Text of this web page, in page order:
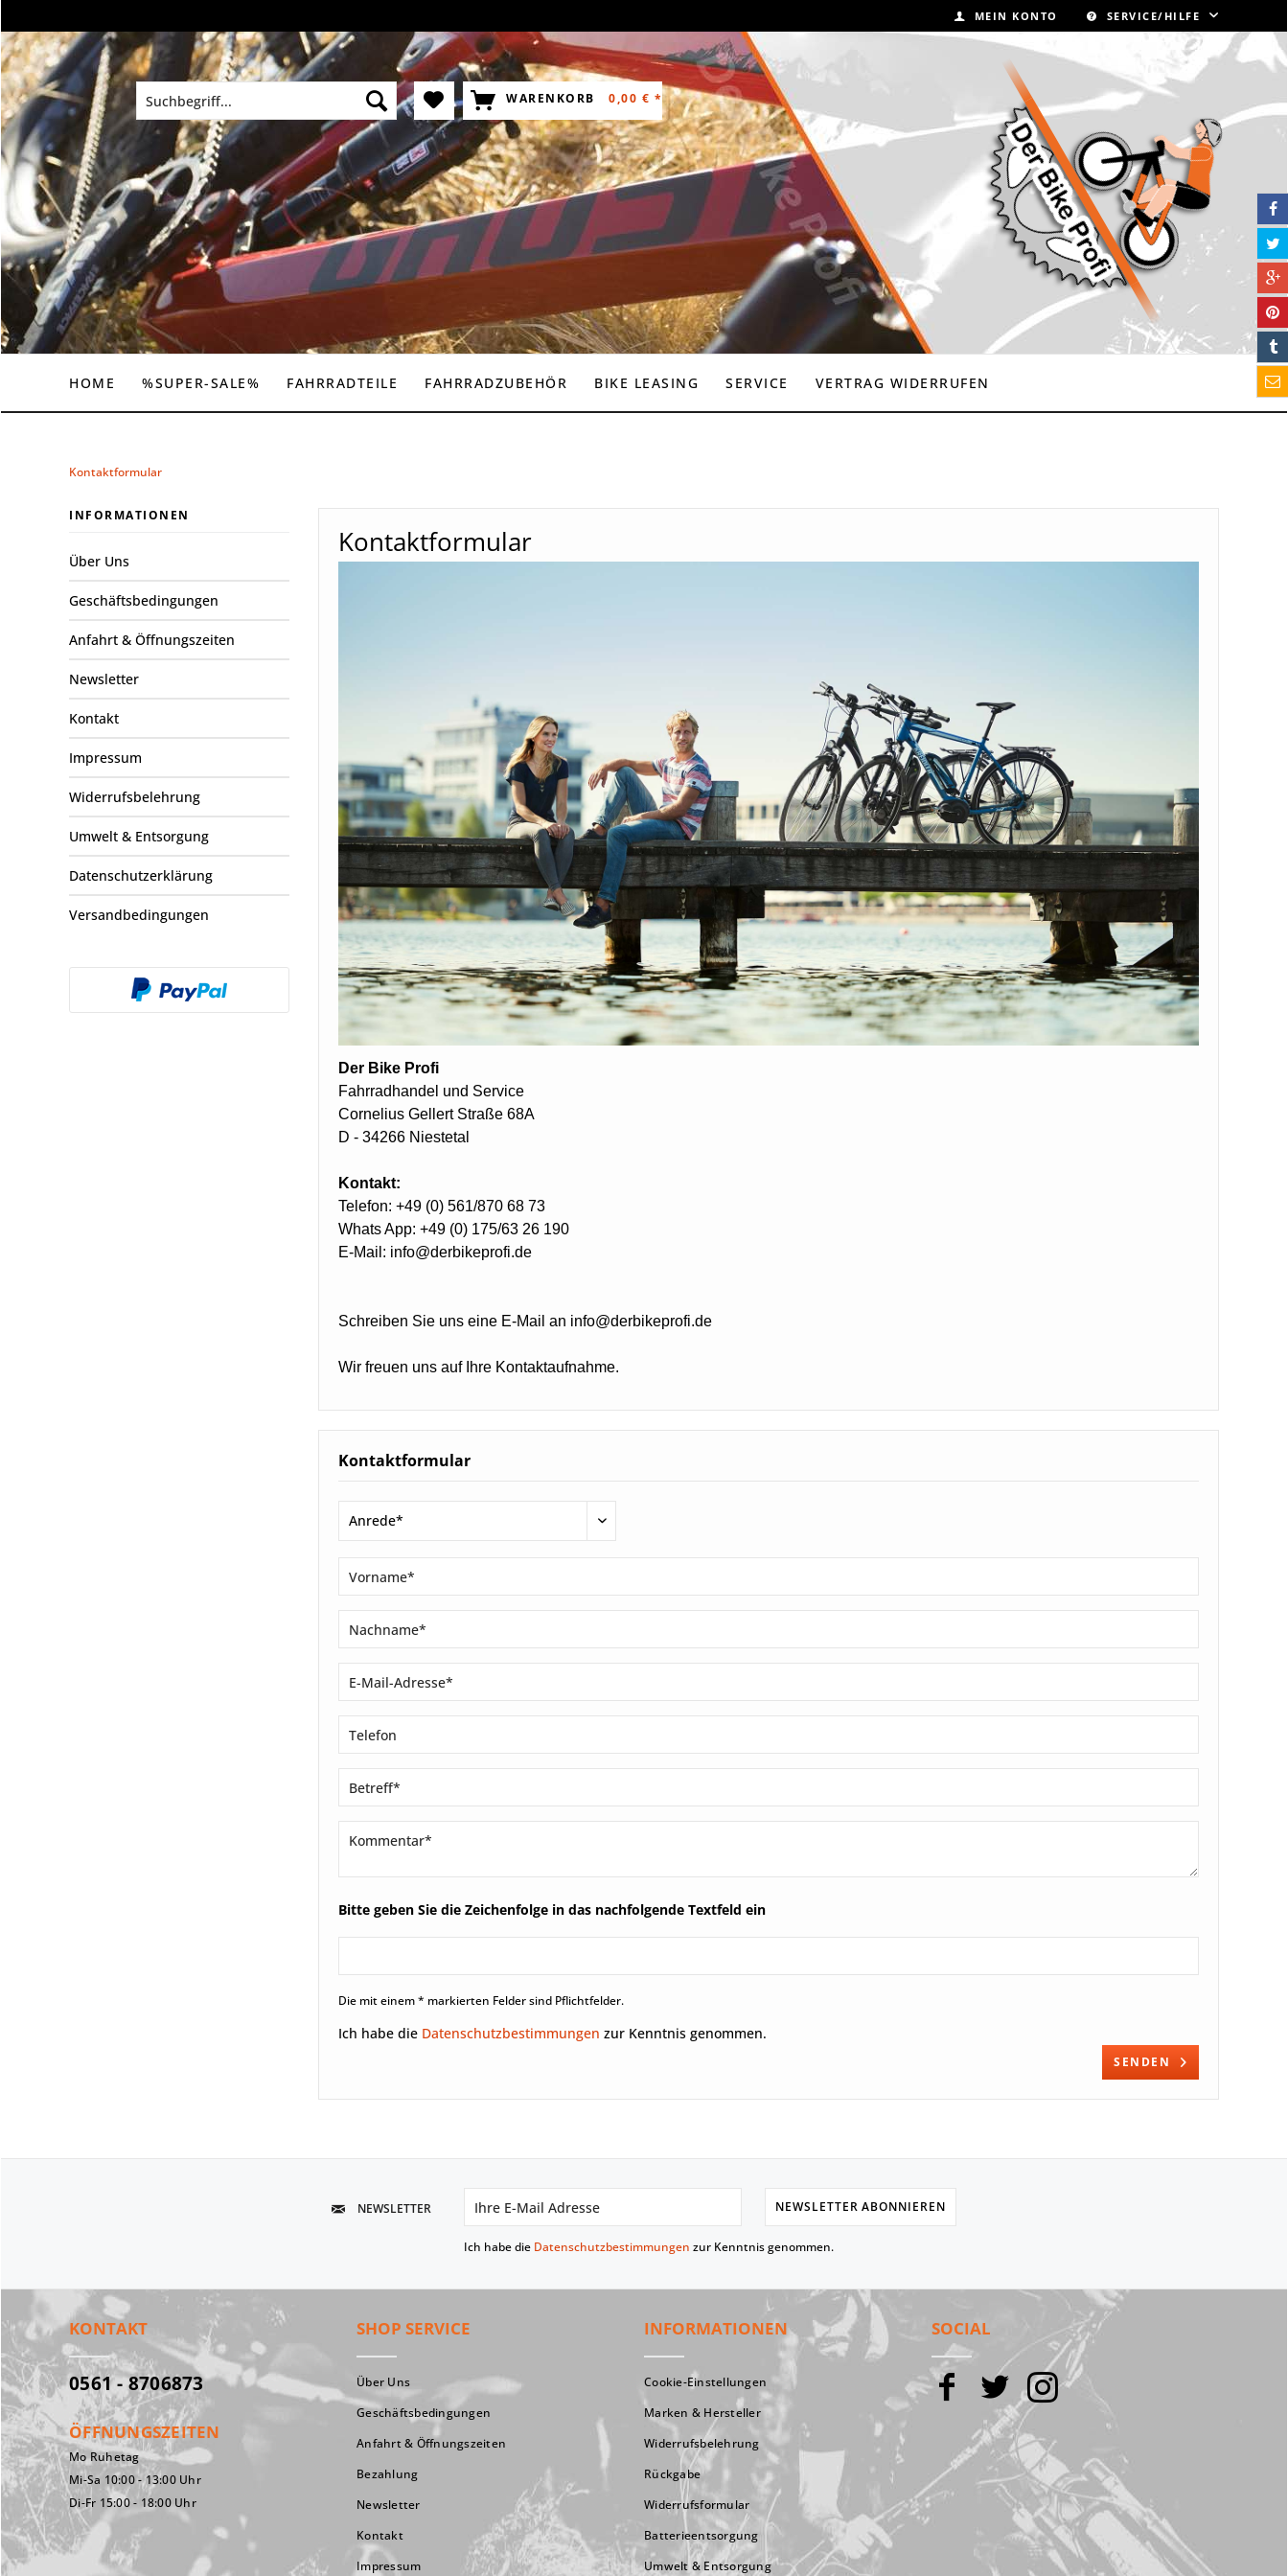
MEIN KONTO SERVICE/HILFE
WARENKORB 0,00 € *
HOME %SUPER-SALE% FAHRRADTEILE FAHRRADZUBEHÖR BIKE LEASING SERVICE VERTRAG WIDERRUFEN
Kontaktformular
INFORMATIONEN
Über Uns
Geschäftsbedingungen
Anfahrt & Öffnungszeiten
Newsletter
Kontakt
Impressum
Widerrufsbelehrung
Umwelt & Entsorgung
Datenschutzerklärung
Versandbedingungen
Kontaktformular
Der Bike Profi
Fahrradhandel und Service
Cornelius Gellert Straße 68A
D - 34266 Niestetal
Kontakt:
Telefon: +49 (0) 561/870 68 73
Whats App: +49 (0) 175/63 26 190
E-Mail: info@derbikeprofi.de
Schreiben Sie uns eine E-Mail an info@derbikeprofi.de
Wir freuen uns auf Ihre Kontaktaufnahme.
Kontaktformular
Bitte geben Sie die Zeichenfolge in das nachfolgende Textfeld ein
Die mit einem * markierten Felder sind Pflichtfelder.
Ich habe die Datenschutzbestimmungen zur Kenntnis genommen.
SENDEN
NEWSLETTER NEWSLETTER ABONNIEREN
Ich habe die Datenschutzbestimmungen zur Kenntnis genommen.
KONTAKT
0561 - 8706873
ÖFFNUNGSZEITEN
Mo Ruhetag
Mi-Sa 10:00 - 13:00 Uhr
Di-Fr 15:00 - 18:00 Uhr
SHOP SERVICE
Über Uns
Geschäftsbedingungen
Anfahrt & Öffnungszeiten
Bezahlung
Newsletter
Kontakt
Impressum
INFORMATIONEN
Cookie-Einstellungen
Marken & Hersteller
Widerrufsbelehrung
Rückgabe
Widerrufsformular
Batterieentsorgung
Umwelt & Entsorgung
SOCIAL